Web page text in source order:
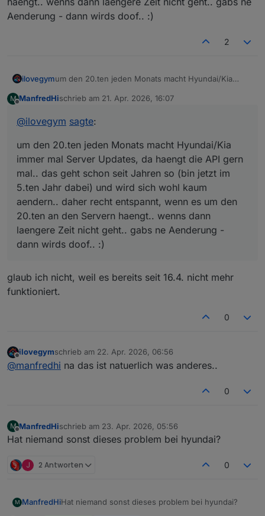
❌ Failed to get redirected to correct URL,
Aenderung - dann wirds doof.. :)
2
ilovegymum den 20.ten jeden Monats macht Hyundai/Kia
mal.. das geht schon seit Jahren so (bin jetzt im 5.ten
recht entspannt, wenn es um den 20.ten an den
geht.. gabs ne Aenderung - dann wirds doof.. :)
M ManfredHischrieb am 21. Apr. 2026, 16:07
zuletzt editiert von
@ilovegym sagte:
um den 20.ten jeden Monats macht Hyundai/Kia
immer mal Server Updates, da haengt die API gern
mal.. das geht schon seit Jahren so (bin jetzt im
5.ten Jahr dabei) und wird sich wohl kaum
aendern.. daher recht entspannt, wenn es um den
20.ten an den Servern haengt.. wenns dann
laengere Zeit nicht geht.. gabs ne Aenderung -
dann wirds doof.. :)
glaub ich nicht, weil es bereits seit 16.4. nicht mehr
funktioniert.
0
Offline
ilovegymschrieb am 22. Apr. 2026, 06:56
zuletzt editiert von
@manfredhi na das ist natuerlich was anderes..
0
M
Offline
ManfredHischrieb am 23. Apr. 2026, 05:56
zuletzt editiert von
Hat niemand sonst dieses problem bei hyundai?
J 2 Antworten 0
M ManfredHiHat niemand sonst dieses problem bei hyundai?